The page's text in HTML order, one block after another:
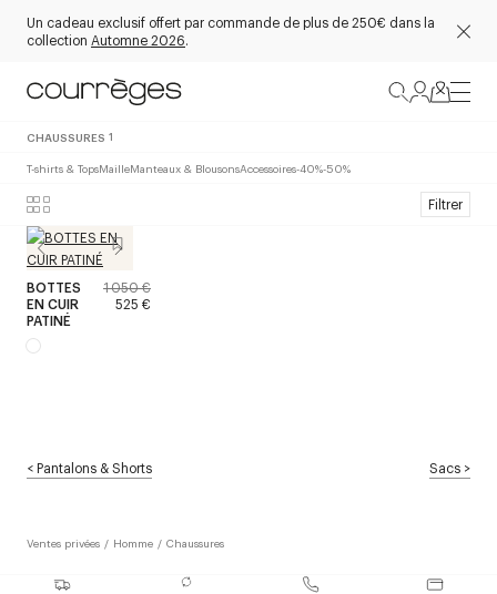
Un cadeau exclusif offert par commande de plus de 250€ dans la
collection Automne 2026.
CHAUSSURES 1
T-shirts & TopsMailleManteaux & BlousonsAccessoires-40%-50%
Filtrer
BOTTES
EN CUIR
PATINÉ
1 050 €
525 €
<Pantalons & Shorts Sacs >
Ventes privées / Homme / Chaussures